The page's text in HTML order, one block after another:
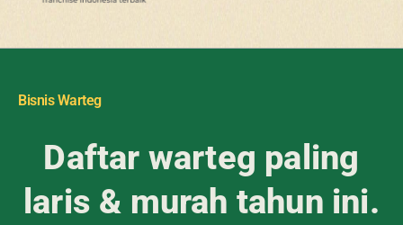
Bisnis Warteg
Daftar warteg paling
laris & murah tahun ini.